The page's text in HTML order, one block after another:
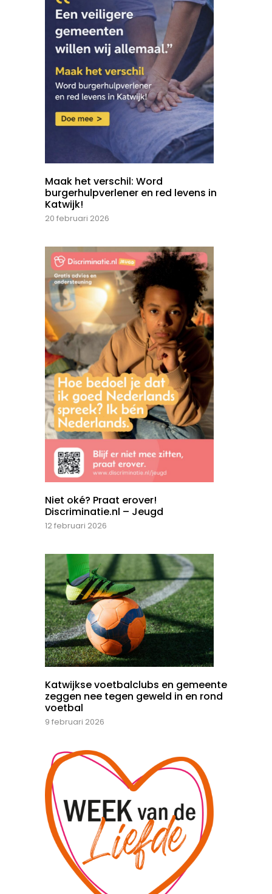
Maak het verschil: Word
burgerhulpverlener en red levens in
Katwijk!
20 februari 2026
Niet oké? Praat erover!
Discriminatie.nl – Jeugd
12 februari 2026
Katwijkse voetbalclubs en gemeente
zeggen nee tegen geweld in en rond
voetbal
9 februari 2026